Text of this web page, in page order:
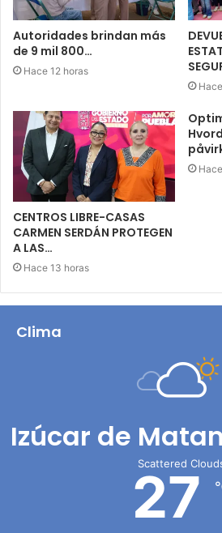
Autoridades brindan más
de 9 mil 800…
Hace 12 horas
CENTROS LIBRE-CASAS
CARMEN SERDÁN PROTEGEN
A LAS…
Hace 13 horas
Clima
Izúcar de
Scattered
27